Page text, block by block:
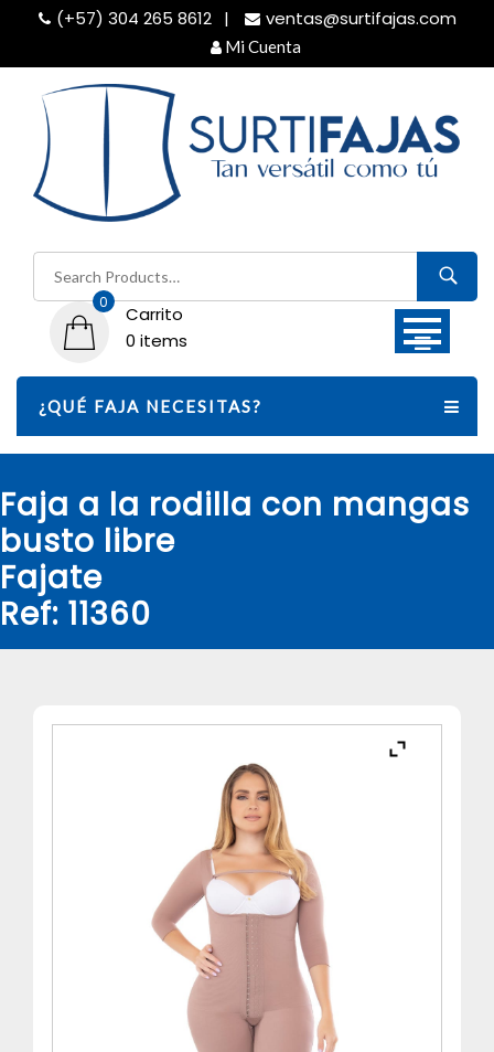
content
(+57) 304 265 8612 ventas@surtifajas.com
Mi Cuenta
Buscar
por:
0
Carrito
0 items
¿QUÉ FAJA NECESITAS?
Faja a la rodilla con mangas
busto libre
Fajate
Ref: 11360